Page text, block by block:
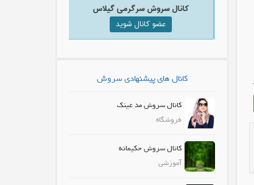
کانال سروش سرگرمی گیلاس حقوقی دادآرمان
کانال های پیشنهادی سروش
کانال سروش مد عینک
فروشگاه
کانال سروش حکیمانه
آموزشی